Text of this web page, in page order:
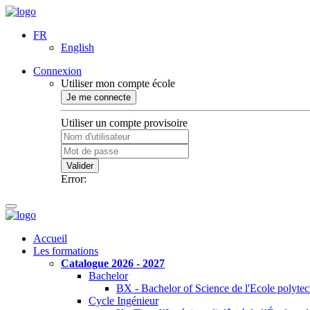
FR
English
Connexion
Utiliser mon compte école
Je me connecte
Utiliser un compte provisoire
Valider
Error:
Accueil
Les formations
Catalogue 2026 - 2027
Bachelor
BX - Bachelor of Science de l'Ecole
Cycle Ingénieur